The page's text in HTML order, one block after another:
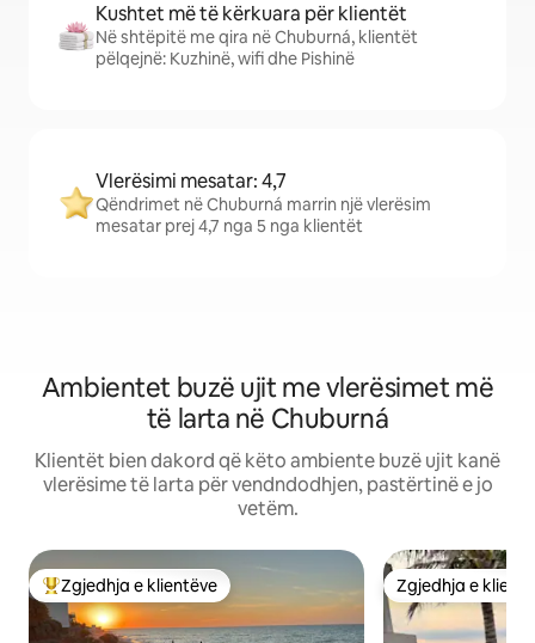
Kushtet më të kërkuara për klientët
Në shtëpitë me qira në Chuburná, klientët
pëlqejnë: Kuzhinë, wifi dhe Pishinë
Vlerësimi mesatar: 4,7
Qëndrimet në Chuburná marrin një vlerësim
mesatar prej 4,7 nga 5 nga klientët
Ambientet buzë ujit me vlerësimet më
të larta në Chuburná
Klientët bien dakord që këto ambiente buzë ujit kanë
vlerësime të larta për vendndodhjen, pastërtinë e jo
vetëm.
Më të mirat e zgjedhjeve të klientëve
Zgjedhja e klientëve Zgjedhja e
Zgjedhja e